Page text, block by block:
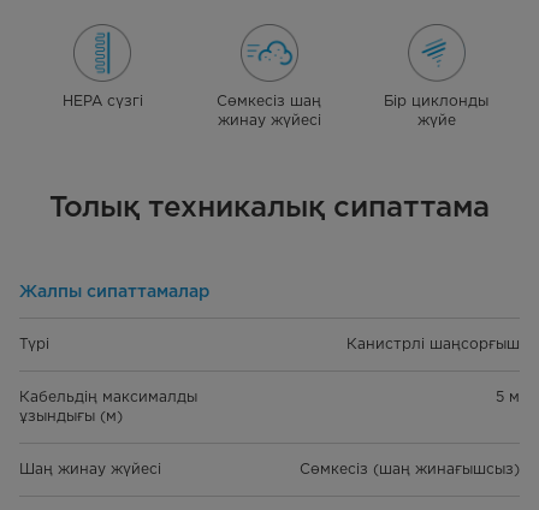
HEPA сүзгі
Сөмкесіз шаң
жинау жүйесі
Бір циклонды
жүйе
Толық техникалық сипаттама
Жалпы сипаттамалар
Түрі Канистрлі шаңсорғыш
Кабельдің максималды
ұзындығы (м)
5 м
Шаң жинау жүйесі Сөмкесіз (шаң жинағышсыз)